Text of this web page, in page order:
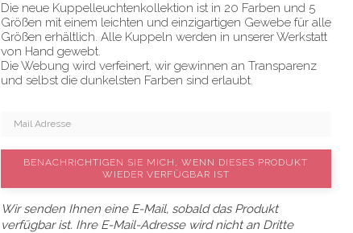
Die neue Kuppelleuchtenkollektion ist in 20 Farben und 5
Größen mit einem leichten und einzigartigen Gewebe für alle
Größen erhältlich. Alle Kuppeln werden in unserer Werkstatt
von Hand gewebt.
Die Webung wird verfeinert, wir gewinnen an Transparenz
und selbst die dunkelsten Farben sind erlaubt.
BENACHRICHTIGEN SIE MICH, WENN DIESES PRODUKT
WIEDER VERFÜGBAR IST
Wir senden Ihnen eine E-Mail, sobald das Produkt
verfügbar ist. Ihre E-Mail-Adresse wird nicht an Dritte